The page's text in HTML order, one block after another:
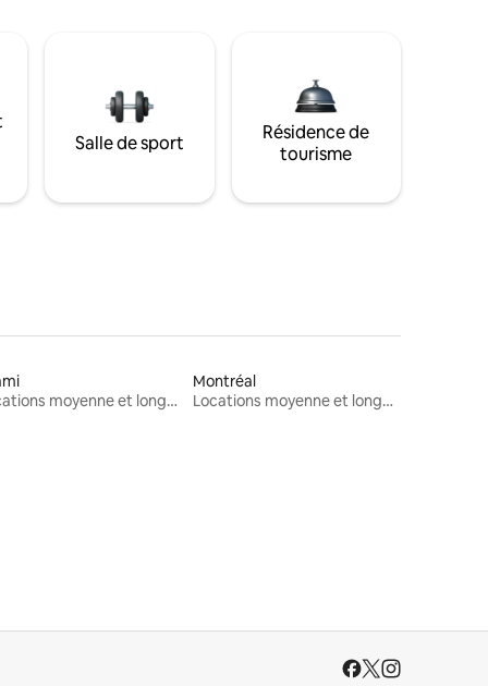
Salle de sport
Résidence de
tourisme
Locations moyenne et longue durée
Montréal
Locations moyenne et longue durée